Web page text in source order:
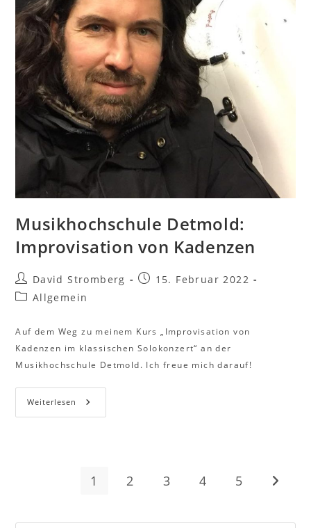
Musikhochschule Detmold:
Improvisation von Kadenzen
David Stromberg
15. Februar 2022
Allgemein
Auf dem Weg zu meinem Kurs „Improvisation von
Kadenzen im klassischen Solokonzert“ an der
Musikhochschule Detmold. Ich freue mich darauf!
Weiterlesen
1 2 3 4 5